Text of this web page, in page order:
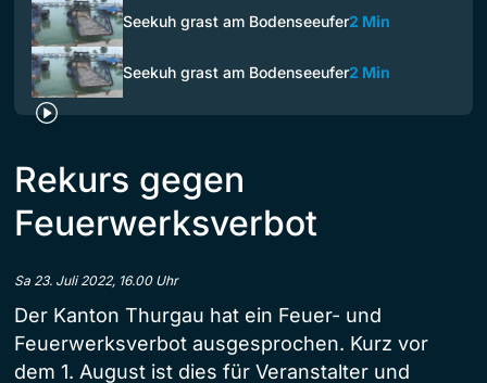
Seekuh grast am Bodenseeufer2 Min
Seekuh grast am Bodenseeufer2 Min
Rekurs gegen
Feuerwerksverbot
Sa 23. Juli 2022, 16.00 Uhr
Der Kanton Thurgau hat ein Feuer- und
Feuerwerksverbot ausgesprochen. Kurz vor
dem 1. August ist dies für Veranstalter und